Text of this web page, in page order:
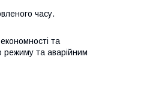
часу.
та
режиму та аварійним